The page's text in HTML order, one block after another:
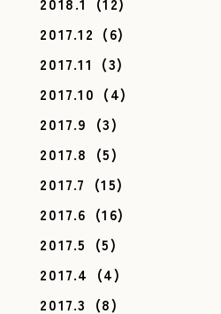
2017.12 (6)
2017.11 (3)
2017.10 (4)
2017.9 (3)
2017.8 (5)
2017.7 (15)
2017.6 (16)
2017.5 (5)
2017.4 (4)
2017.3 (8)